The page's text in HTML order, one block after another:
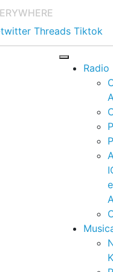
Threads Tiktok
Radio
e